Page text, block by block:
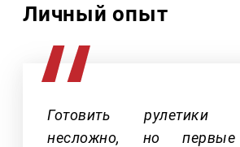
Личный опыт
Готовить рулетики
несложно, но